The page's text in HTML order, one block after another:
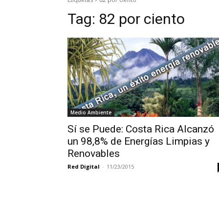
Tag: 82 por ciento
Medio Ambiente
Sí se Puede: Costa Rica Alcanzó
un 98,8% de Energías Limpias y
Renovables
Red Digital - 11/23/2015